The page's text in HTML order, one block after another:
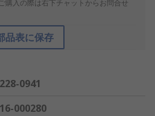
購入の際は右下チャットからお問合せ
品表に保存
228-0941
16-000280